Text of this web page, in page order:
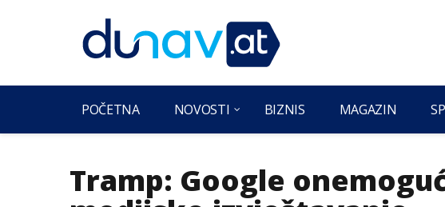
POČETNA NOVOSTI BIZNIS MAGAZIN
Tramp: Google